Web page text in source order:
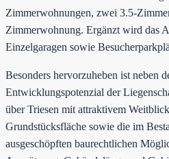
Zimmerwohnungen, zwei 3.5-
Zimmerwohnung. Ergänzt wird das
Einzelgaragen sowie
Besonders hervorzuheben ist neben
Entwicklungspotenzial der
über Triesen mit attraktivem
Grundstücksfläche sowie die im
ausgeschöpften baurechtlichen